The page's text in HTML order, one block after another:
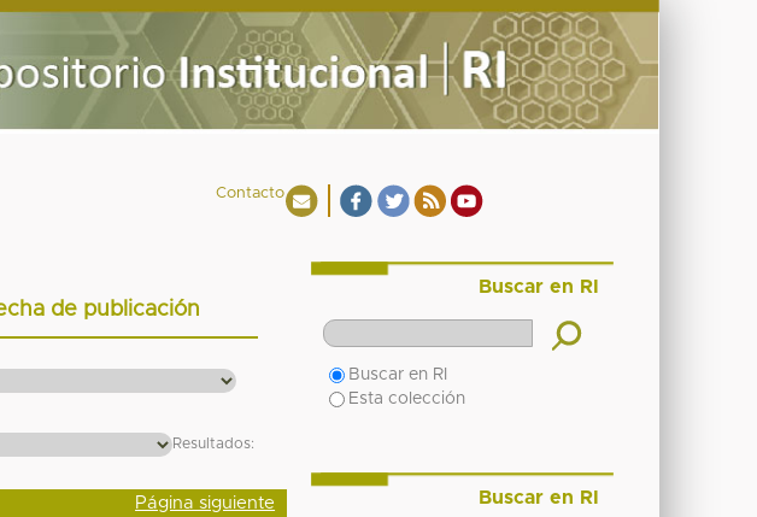
Contacto
de publicación
Resultados:
Página siguiente
Buscar en RI
Buscar en RI
Esta colección
Buscar en RI